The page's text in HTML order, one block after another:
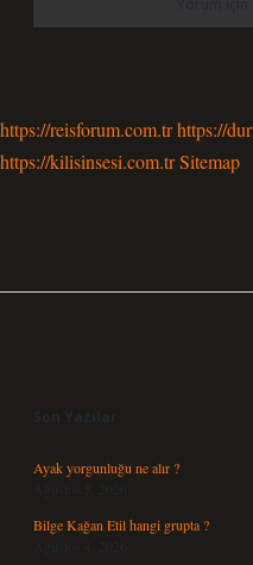
https://reisforum.com.trhttps://
https://kilisinsesi.com.trSitemap
Son Yazılar
Ayak yorgunluğu ne alır ?
Ağustos 5, 2026
Bilge Kağan Etil hangi grupta ?
Ağustos 4, 2026